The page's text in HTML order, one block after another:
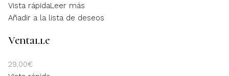
Vista rápidaLeer más
Añadir a la lista de deseos
Ventalle
29,00€